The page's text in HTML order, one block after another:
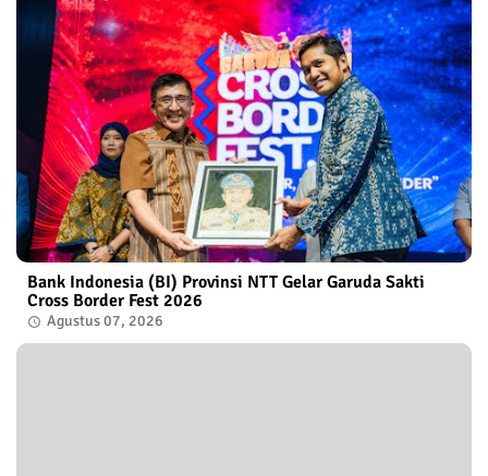
Bank Indonesia (BI) Provinsi NTT Gelar Garuda Sakti
Cross Border Fest 2026
Agustus 07, 2026